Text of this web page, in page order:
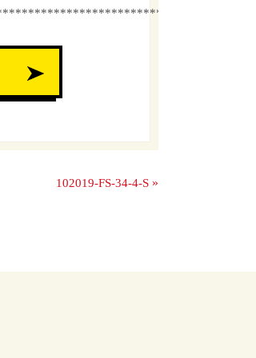
102019-FS-34-4-S »